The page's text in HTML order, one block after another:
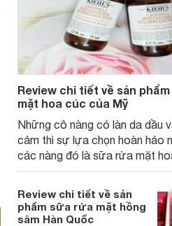
Review chi tiết về sản
mặt hoa cúc của Mỹ
Những cô nàng có làn da dầu
cảm thì sự lựa chọn hoàn hảo
các nàng đó là sữa rửa mặt
rửa mặt hoa cúc là một trong
phẩm nằm trong top những
seller của thương hiệu mỹ
Review chi tiết về sản
phẩm sữa rửa mặt hồng
sâm Hàn Quốc